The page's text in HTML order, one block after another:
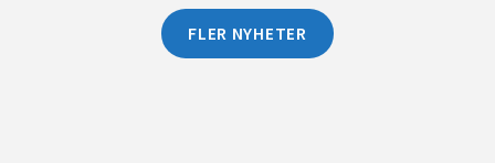
FLER NYHETER